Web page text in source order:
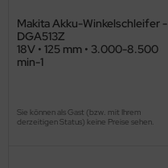
Makita Akku-Winkelschleifer -
DGA513Z
18V • 125 mm • 3.000-8.500
min-1
Sie können als Gast (bzw. mit Ihrem
derzeitigen Status) keine Preise sehen.